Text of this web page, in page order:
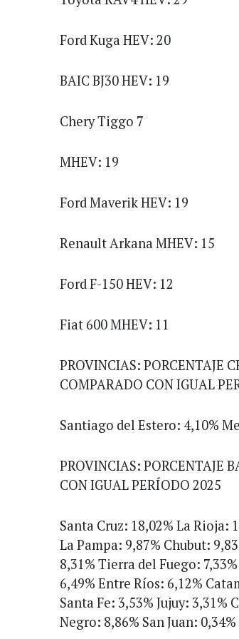
Ford Kuga HEV: 20
BAIC BJ30 HEV: 19
Chery Tiggo 7
MHEV: 19
Ford Maverik HEV: 19
Renault Arkana MHEV: 15
Ford F-150 HEV: 12
Fiat 600 MHEV: 11
PROVINCIAS: PORCENTAJE
COMPARADO CON IGUAL
Santiago del Estero: 4,10%
PROVINCIAS: PORCENTAJE
CON IGUAL PERÍODO 2025
Santa Cruz: 18,02% La Rioja:
La Pampa: 9,87% Chubut:
8,31% Tierra del Fuego:
6,49% Entre Ríos: 6,12%
Santa Fe: 3,53% Jujuy: 3,31%
Negro: 8,86% San Juan: 0,34%